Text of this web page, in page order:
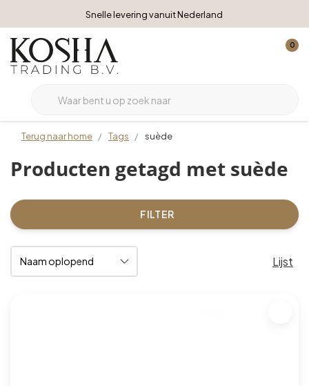
Snelle levering vanuit Nederland
0
Terug naar home Tags suède
Producten getagd met suède
FILTER
Lijst